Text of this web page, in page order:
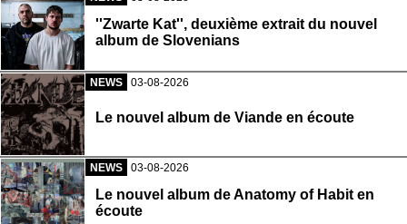
''Zwarte Kat'', deuxième extrait du nouvel
album de Slovenians
NEWS 03-08-2026
Le nouvel album de Viande en écoute
NEWS 03-08-2026
Le nouvel album de Anatomy of Habit en
écoute